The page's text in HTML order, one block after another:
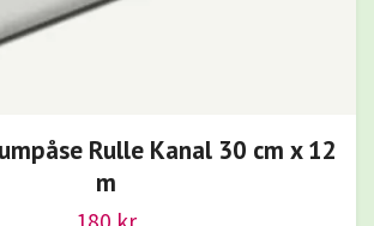
Rulle Kanal 30 cm x 12
m